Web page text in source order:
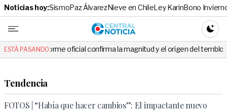
Noticias hoy:SismoPaz ÁlvarezNieve en ChileLey KarinBono
Central
ESTÁ PASANDO:la magnitud y el origen del temblor VIDEO | La
Tendencia
FOTOS | “Había que hacer cambios”: El impactante nuevo